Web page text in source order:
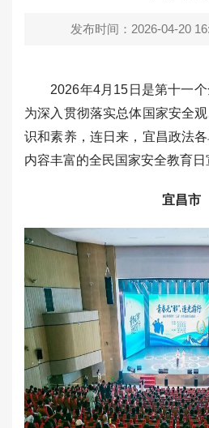
发布时间：2026-04-20
2026年4月15日是第十一个
为深入贯彻落实总体国家安全
识和素养，连日来，宜昌政法各
内容丰富的全民国家安全教育日
宜昌市